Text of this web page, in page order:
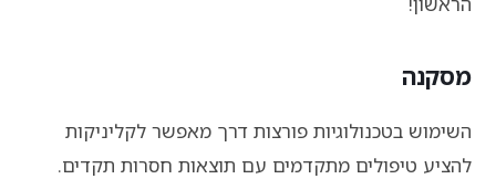
מסקנה
השימוש בטכנולוגיות פורצות דרך מאפשר לקליניקות
להציע טיפולים מתקדמים עם תוצאות חסרות תקדים.